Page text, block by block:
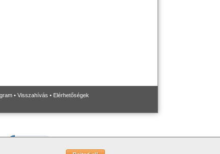
• Visszahívás • Elérhetőségek